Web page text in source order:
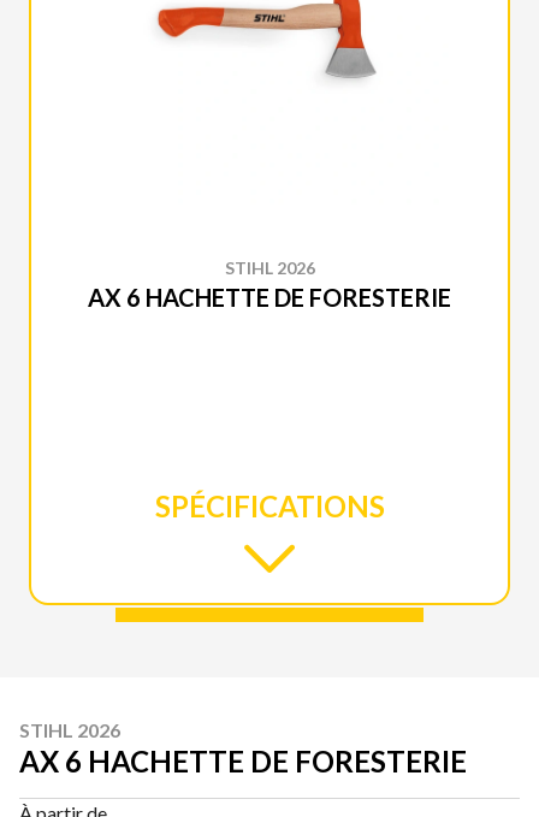
STIHL 2026
AX 6 HACHETTE DE FORESTERIE
SPÉCIFICATIONS
STIHL 2026
AX 6 HACHETTE DE FORESTERIE